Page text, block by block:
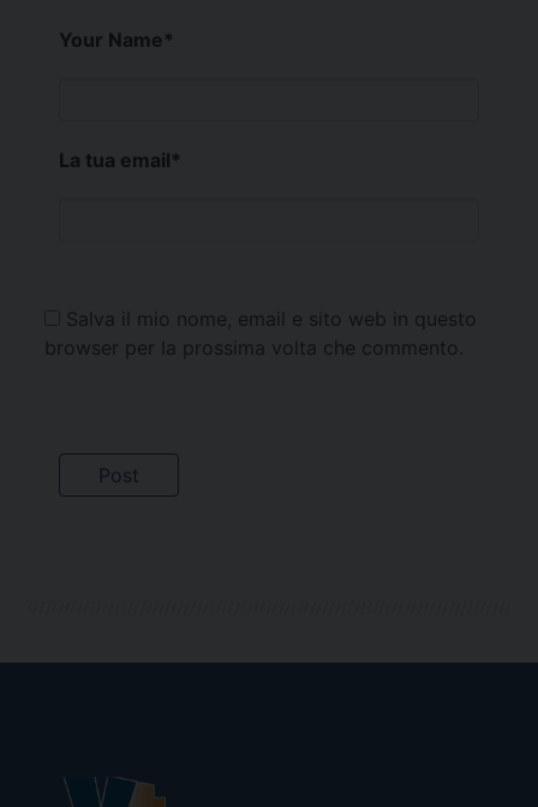
Your Name*
La tua email*
Salva il mio nome, email e sito web in questo
browser per la prossima volta che commento.